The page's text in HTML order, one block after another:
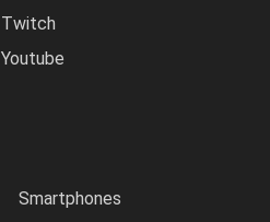
Twitch
Youtube
Smartphones